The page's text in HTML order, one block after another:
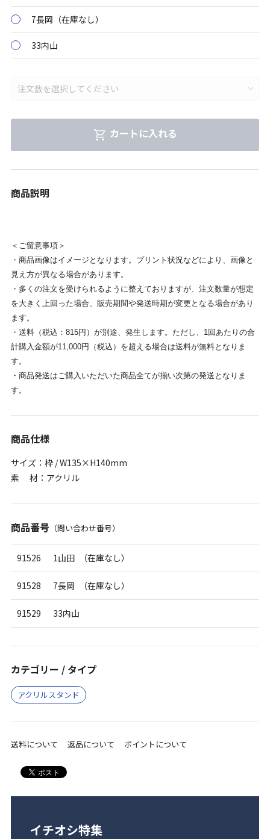
7長岡（在庫なし）
33内山
カートに入れる
商品説明
＜ご留意事項＞
・商品画像はイメージとなります。プリント状況などにより、画像と
見え方が異なる場合があります。
・多くの注文を受けられるように整えておりますが、注文数量が想定
を大きく上回った場合、販売期間や発送時期が変更となる場合があり
ます。
・送料（税込：815円）が別途、発生します。ただし、1回あたりの合
計購入金額が11,000円（税込）を超える場合は送料が無料となりま
す。
・商品発送はご購入いただいた商品全てが揃い次第の発送となりま
す。
商品仕様
サイズ：枠 / W135×H140mm
素 材：アクリル
商品番号（問い合わせ番号）
91526 1山田 （在庫なし）
91528 7長岡 （在庫なし）
91529 33内山
カテゴリー / タイプ
アクリルスタンド
送料について 返品について ポイントについて
イチオシ特集